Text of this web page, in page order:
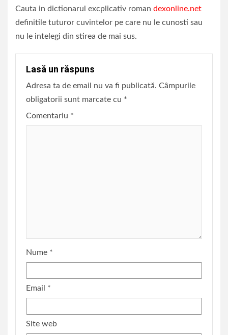
Cauta in dictionarul excplicativ roman dexonline.net
definitile tuturor cuvintelor pe care nu le cunosti sau
nu le intelegi din stirea de mai sus.
Lasă un răspuns
Adresa ta de email nu va fi publicată. Câmpurile
obligatorii sunt marcate cu *
Comentariu *
Nume *
Email *
Site web